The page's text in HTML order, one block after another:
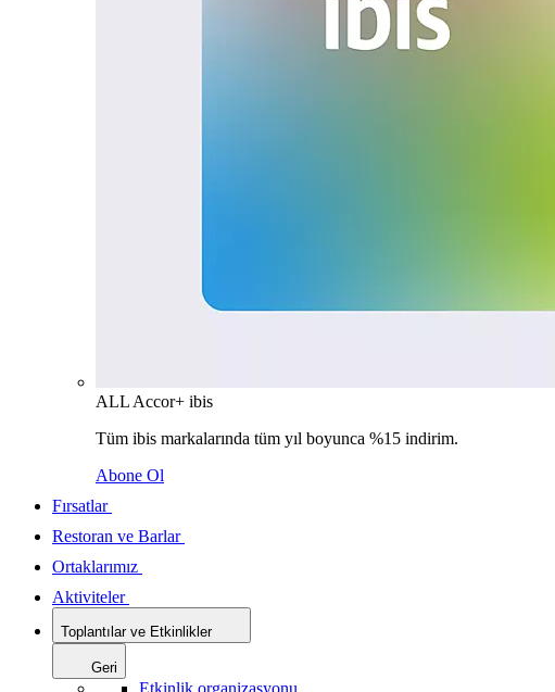
ALL Accor+ ibis
Tüm ibis markalarında tüm yıl boyunca %15 indirim.
Abone Ol
Fırsatlar
Restoran ve Barlar
Ortaklarımız
Aktiviteler
Toplantılar ve Etkinlikler
Geri
Etkinlik organizasyonu